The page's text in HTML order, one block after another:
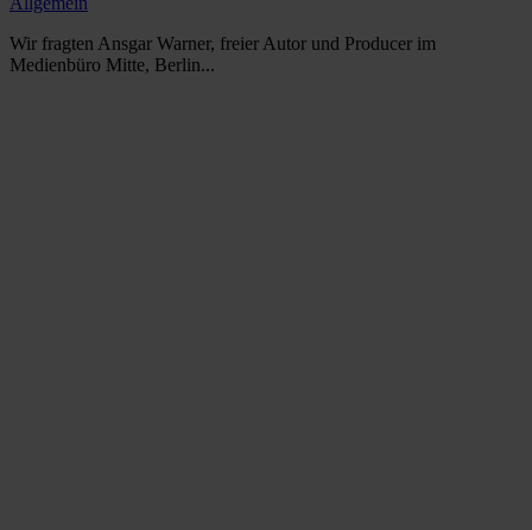
Wir fragten Ansgar Warner, freier Autor und Producer im
Medienbüro Mitte, Berlin...